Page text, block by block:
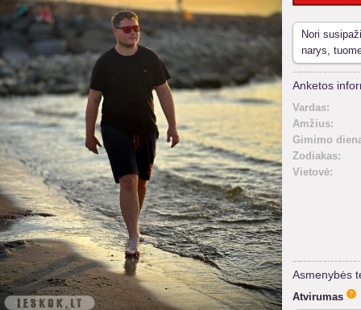
Nori
narys,
Anketos
Vardas:
Amžius:
Gimimo
Zodiakas:
Vietovė:
Asmenybės
Atvirumas